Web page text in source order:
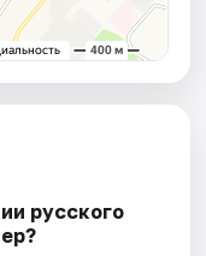
русского